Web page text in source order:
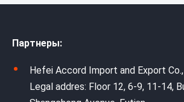
Партнеры:
Hefei Accord Import and Export
Legal addres: Floor 12, 6-9, 11-14,